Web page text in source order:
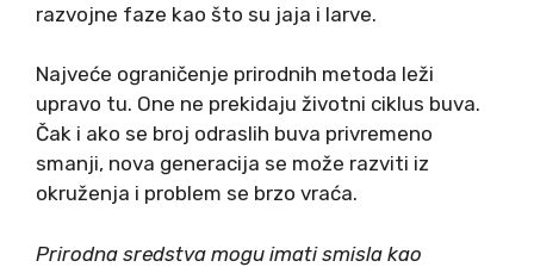
razvojne faze kao što su jaja i larve.
Najveće ograničenje prirodnih metoda leži
upravo tu. One ne prekidaju životni ciklus buva.
Čak i ako se broj odraslih buva privremeno
smanji, nova generacija se može razviti iz
okruženja i problem se brzo vraća.
Prirodna sredstva mogu imati smisla kao